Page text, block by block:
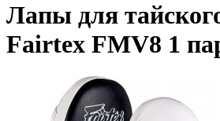
Лапы для
Fairtex FMV8 1